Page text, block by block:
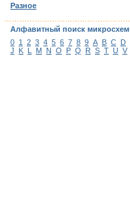
Разное
Алфавитный поиск микросхем
0 1 2 3 4 5 6 7 8 9 A B C D
J
K L M N O P Q R S T U V